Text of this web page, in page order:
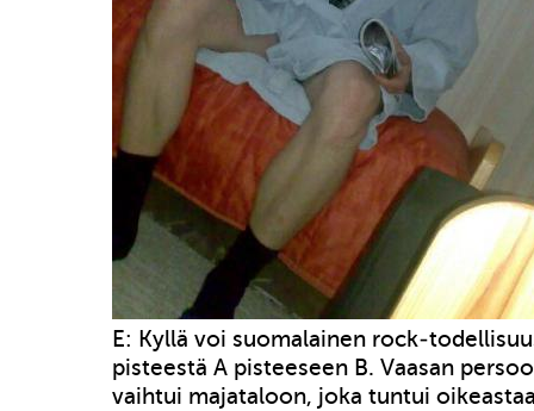
E: Kyllä voi suomalainen rock-
pisteestä A pisteeseen B. Vaasan
vaihtui majataloon, joka tuntui